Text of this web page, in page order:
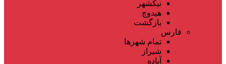
نیکشهر
هیدوچ
بازگشت
فارس
تمام شهر‌ها
شیراز
آباده